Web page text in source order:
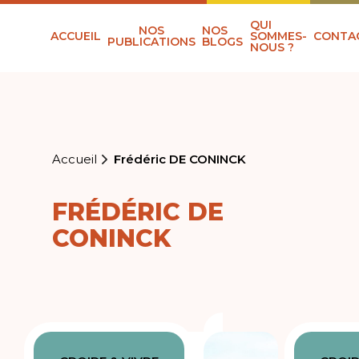
ACCUEIL NOS
PUBLICATIONS
NOS
BLOGS
QUI
SOMMES-
NOUS ?
Accueil Frédéric DE CONINCK
FRÉDÉRIC DE
CONINCK